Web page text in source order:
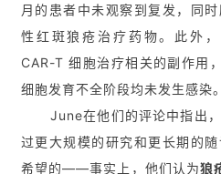
月的患者中未观察到复发，同
性红斑狼疮治疗药物。此外
CAR-T 细胞治疗相关的副作用
细胞发育不全阶段均未发生感染。
June在他们的评论中指出
过更大规模的研究和更长期的
希望的——事实上，他们认为狼